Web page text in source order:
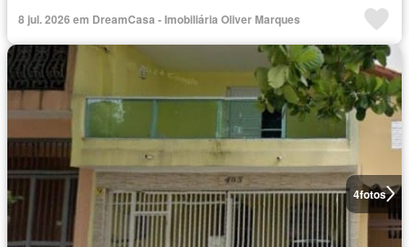
8 jul. 2026 em DreamCasa - Imobiliária Oliver Marques
4fotos